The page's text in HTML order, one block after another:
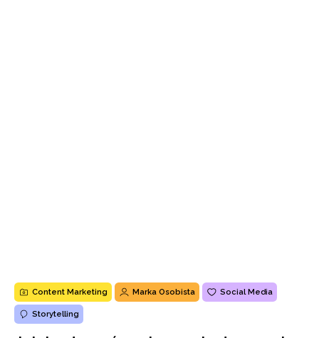
Content Marketing Marka Osobista Social Media
Storytelling